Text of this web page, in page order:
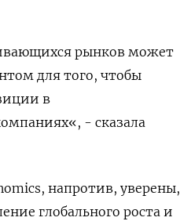
рынков может
для того, чтобы
в
- сказала
напротив, уверены,
глобального роста и